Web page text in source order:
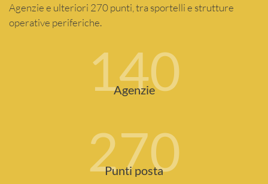
Agenzie e ulteriori 270 punti, tra sportelli e strutture
operative periferiche.
140
Agenzie
270
Punti posta